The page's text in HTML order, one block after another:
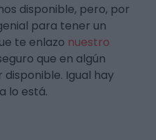
disponible, pero, por
para tener un
te enlazo nuestro
que en algún
Igual hay
lo está.